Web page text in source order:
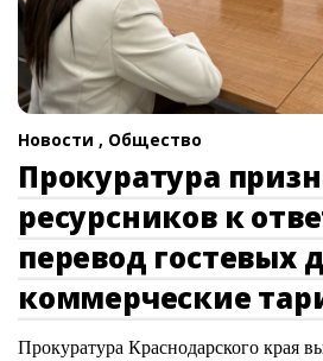
Новости , Общество
Прокуратура
ресурсников к
перевод гостевых
коммерческие
Прокуратура Краснодарского края